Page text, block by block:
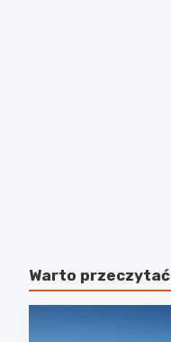
Warto przeczytać